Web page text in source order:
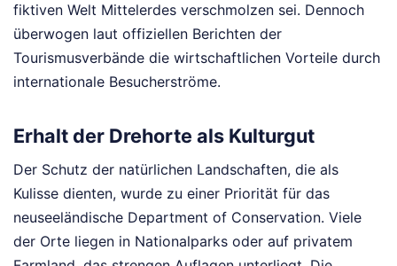
fiktiven Welt Mittelerdes verschmolzen sei. Dennoch
überwogen laut offiziellen Berichten der
Tourismusverbände die wirtschaftlichen Vorteile durch
internationale Besucherströme.
Erhalt der Drehorte als Kulturgut
Der Schutz der natürlichen Landschaften, die als
Kulisse dienten, wurde zu einer Priorität für das
neuseeländische Department of Conservation. Viele
der Orte liegen in Nationalparks oder auf privatem